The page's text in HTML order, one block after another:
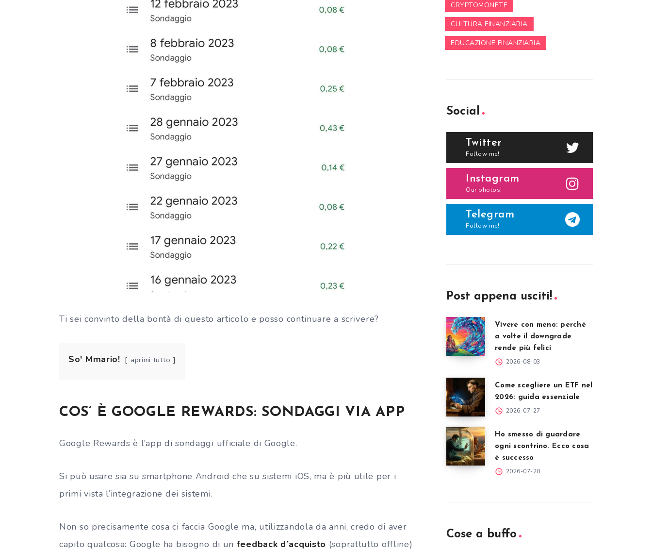
Ti sei convinto della bontà di questo articolo e posso continuare a scrivere?
So' Mmario! aprimi tutto
COS’ È GOOGLE REWARDS: SONDAGGI VIA APP
Google Rewards è l’app di sondaggi ufficiale di Google.
Si può usare sia su smartphone Android che su sistemi iOS, ma è più utile per i
primi vista l’integrazione dei sistemi.
Non so precisamente cosa ci faccia Google ma, utilizzandola da anni, credo di aver
capito qualcosa: Google ha bisogno di un feedback d’acquisto (soprattutto offline)
CRYPTOMONETE
CULTURA FINANZIARIA
EDUCAZIONE FINANZIARIA
Social
Twitter
Follow me!
Instagram
Our photos!
Telegram
Follow me!
Post appena usciti!
Vivere con meno: perché
a volte il downgrade
rende più felici
2026-08-03
Come scegliere un ETF nel
2026: guida essenziale
2026-07-27
Ho smesso di guardare
ogni scontrino. Ecco cosa
è successo
2026-07-20
Cose a buffo